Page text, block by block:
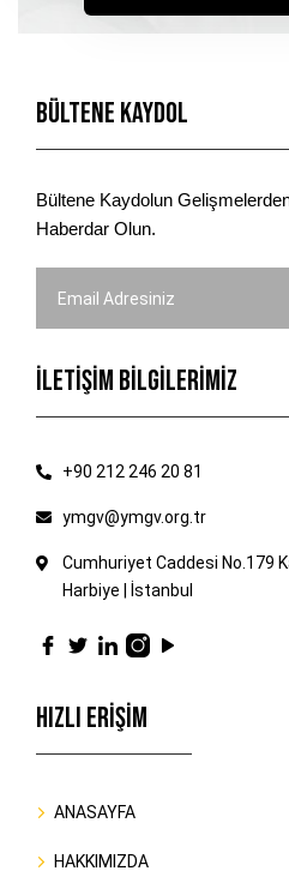
Bültene Kaydol
Bültene Kaydolun
Haberdar Olun.
İLETİŞİM BİLGİLERİMİZ
+90 212 246 20 81
ymgv@ymgv.org.tr
Cumhuriyet Caddesi No.179
Harbiye | İstanbul
HIZLI ERİŞİM
ANASAYFA
HAKKIMIZDA